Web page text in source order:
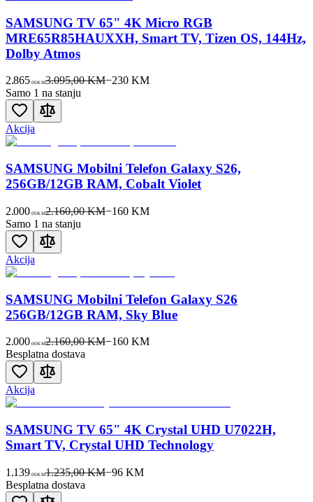
SAMSUNG TV 65" 4K Micro RGB
MRE65R85HAUXXH, Smart TV, Tizen OS, 144Hz,
Dolby Atmos
2.865 00KM3.095,00 KM−230KM
Samo 1 na stanju
Akcija
SAMSUNG Mobilni Telefon Galaxy S26,
256GB/12GB RAM, Cobalt Violet
2.000 00KM2.160,00 KM−160KM
Samo 1 na stanju
Akcija
SAMSUNG Mobilni Telefon Galaxy S26
256GB/12GB RAM, Sky Blue
2.000 00KM2.160,00 KM−160KM
Besplatna dostava
Akcija
SAMSUNG TV 65" 4K Crystal UHD U7022H,
Smart TV, Crystal UHD Technology
1.139 00KM1.235,00 KM−96KM
Besplatna dostava